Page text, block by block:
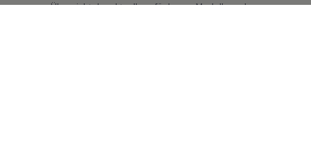
Übersicht der aktuell verfügbaren Modelle und